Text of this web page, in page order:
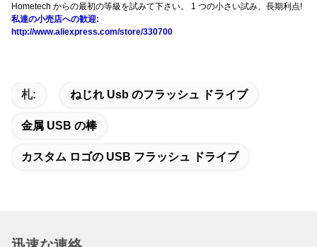
Hometech からの最初の等級を試みて下さい。 1 つの小さい試み、長期利点!
私達の小売店への歓迎:
http://www.aliexpress.com/store/330700
札: ねじれ Usb のフラッシュ ドライブ
金属 USB の棒
カスタム ロゴの USB フラッシュ ドライブ